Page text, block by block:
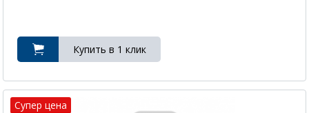
Супер цена